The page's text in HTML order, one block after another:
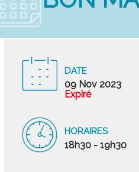
DATE
09 Nov 2023
Expiré
HORAIRES
18h30 - 19h30